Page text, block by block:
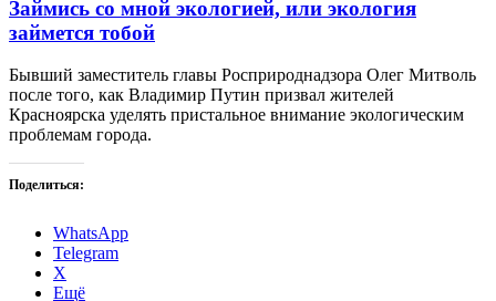
Займись со мной экологией, или экология
займется тобой
Бывший заместитель главы Росприроднадзора Олег Митволь
после того, как Владимир Путин призвал жителей
Красноярска уделять пристальное внимание экологическим
проблемам города.
Поделиться:
WhatsApp
Telegram
X
Ещё